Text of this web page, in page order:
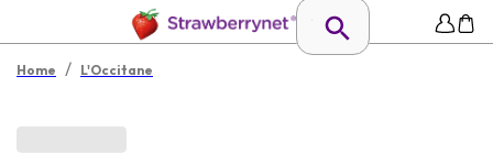
Home / L'Occitane